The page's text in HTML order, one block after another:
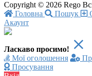
Copyright © 2026 Rego
Головна
Пошук
Акаунт
Ласкаво просимо!
Мої оголошення
Просування